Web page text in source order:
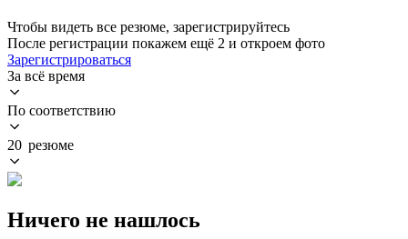
Чтобы видеть все резюме, зарегистрируйтесь
После регистрации покажем ещё 2 и откроем фото
Зарегистрироваться
За всё время
По соответствию
20 резюме
Ничего не нашлось